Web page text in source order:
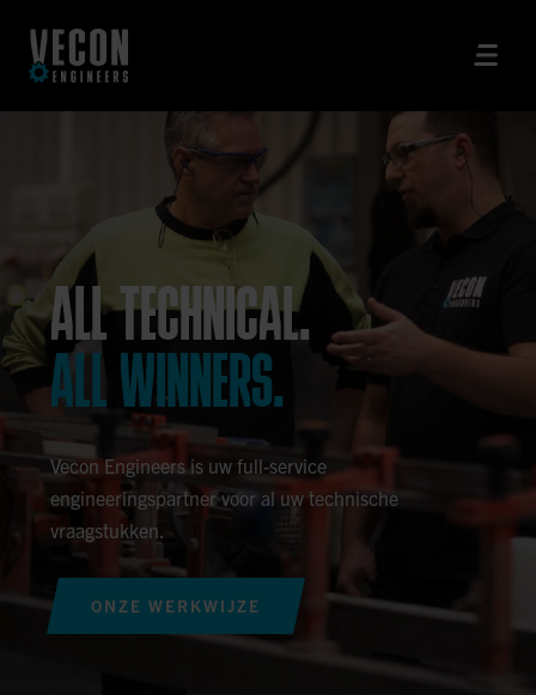
ALL TECHNICAL.
ALL WINNERS.
Vecon Engineers is uw full-service
engineeringspartner voor al uw technische
vraagstukken.
ONZE WERKWIJZE